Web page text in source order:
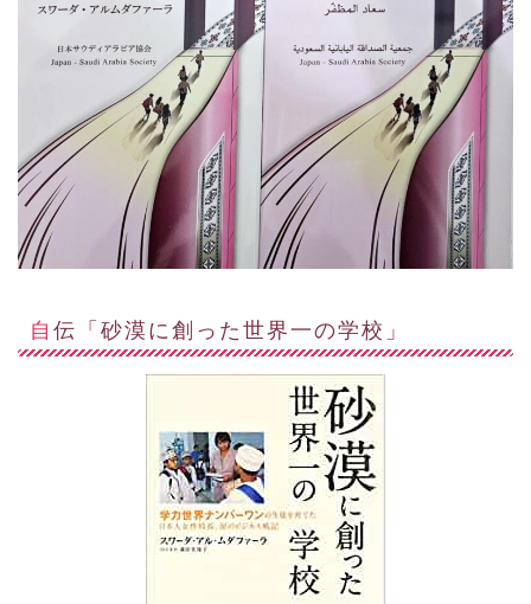
自伝「砂漠に創った世界一の学校」